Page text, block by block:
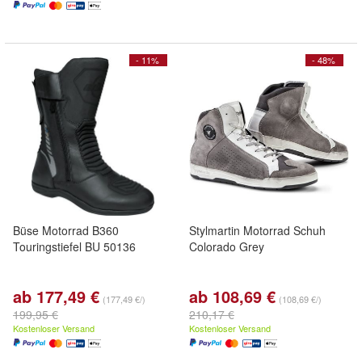
- 11%
Büse Motorrad B360
Touringstiefel BU 50136
ab 177,49 € (177,49 €/)
199,95 €
Kostenloser Versand
- 48%
Stylmartin Motorrad Schuh
Colorado Grey
ab 108,69 € (108,69 €/)
210,17 €
Kostenloser Versand